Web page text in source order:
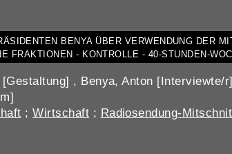
BENYA ÜBER VERWENDUNG DER
FRAKTIONEN - KONTROLLE - 40-STUNDEN-
, Benya, Anton [Interviewte/r]
;Wirtschaft ; Radiosendung-